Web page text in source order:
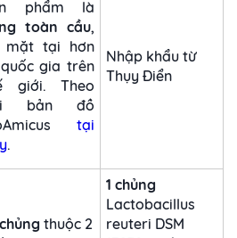
phẩm là
toàn cầu,
mặt tại hơn
quốc gia trên
giới. Theo
bản đồ
tại
.
Nhập khẩu từ
Thụy Điển
thuộc 2
1 chủng
Lactobacillus
reuteri DSM